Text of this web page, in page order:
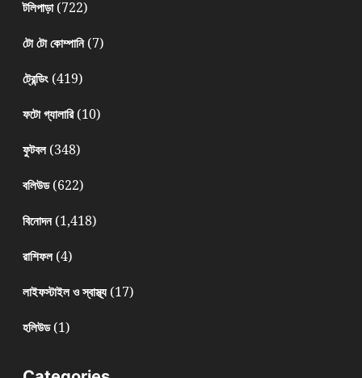
টলিপাড়া(722)
টো টো কোম্পানি(7)
ট্রেন্ডিং(419)
ফটো গ্যালারি(10)
ফুটবল(348)
বলিউড(622)
বিনোদন(1,418)
রাশিফল(4)
লাইফস্টাইল ও স্বাস্থ্য(17)
হলিউড(1)